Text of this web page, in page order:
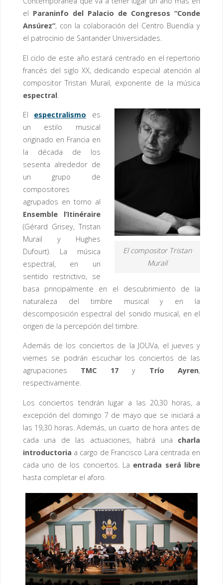
el Paraninfo del Palacio de Congresos “Conde
Ansúrez”, con la colaboración del Centro Buendía y
el patrocinio de Santander Universidades.
El ciclo de este año estará centrado en el repertorio
francés del siglo XX, dedicando especial atención al
compositor Tristan Murail, exponente de la música
espectral.
El compositor Tristan
Murail
El espectralismo es
un estilo musical
originado en Francia en
la década de los
sesenta alrededor de
un grupo de
compositores
agrupados en torno al
Ensemble l’Itinéraire
(Gérard Grisey, Tristan
Murail y Hughes
Dufourt). La música
espectral, en un
sentido restrictivo, se
basa principalmente en el descubrimiento de la
naturaleza del timbre musical y en la
descomposición espectral del sonido musical, en el
origen de la percepción del timbre.
Además de los conciertos de la JOUVa, el jueves y
viernes se podrán escuchar los conciertos de las
agrupaciones TMC 17y Trío Ayren,
respectivamente.
Los conciertos tendrán lugar a las 20,30 horas, a
excepción del domingo 7 de mayo que se iniciará a
las 19,30 horas. Además, un cuarto de hora antes de
cada una de las actuaciones, habrá una charla
introductoria a cargo de Francisco Lara centrada en
cada uno de los conciertos. La entrada será libre
hasta completar el aforo.